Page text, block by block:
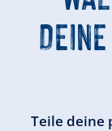
Teile deine